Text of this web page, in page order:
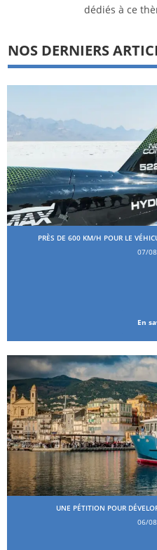
dédiés à ce
NOS DERNIERS
PRÈS DE 600 KM/H POUR LE
07/
En
UNE PÉTITION POUR
06/